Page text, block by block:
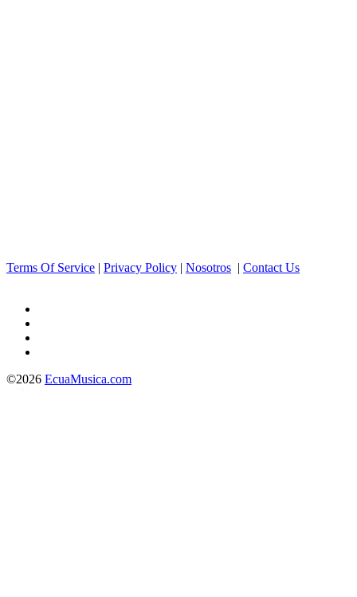
Terms Of Service | Privacy Policy | Nosotros | Contact Us
©2026 EcuaMusica.com